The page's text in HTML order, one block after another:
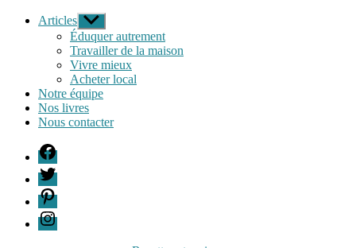
Articles Afficher
le
sous-
menu
Éduquer autrement
Travailler de la maison
Vivre mieux
Acheter local
Notre équipe
Nos livres
Nous contacter
F
T
P
I